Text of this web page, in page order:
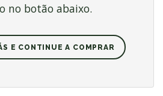
no botão abaixo.
E CONTINUE A COMPRAR